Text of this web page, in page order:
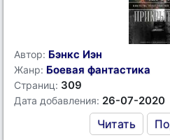
Автор: Бэнкс Иэн
Жанр: Боевая фантастика
Страниц: 309
Дата добавления: 26-07-2020
Читать